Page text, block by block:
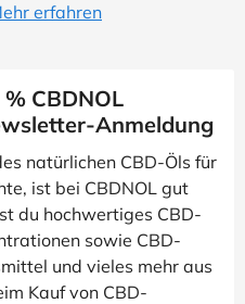
erfahren
CBDNOL
Anmeldung
natürlichen CBD-Öls für
ist bei CBDNOL gut
du hochwertiges CBD-
sowie CBD-
und vieles mehr aus
Kauf von CBD-